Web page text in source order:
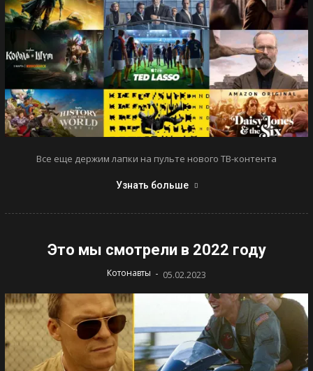
Все еще держим лапки на пульте нового ТВ-контента
Узнать больше
Это мы смотрели в 2022 году
Котонавты - 05.02.2023